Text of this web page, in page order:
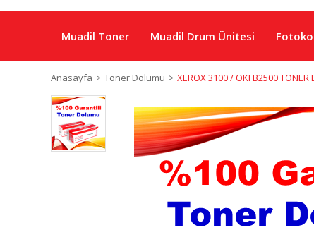
Muadil Toner Muadil Drum Ünitesi
Anasayfa Toner Dolumu XEROX 3100 / OKI B2500